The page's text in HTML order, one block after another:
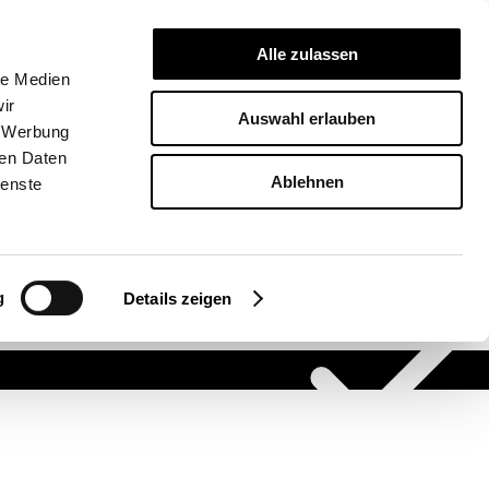
Medien
Daten
Details zeigen
Alle zulassen
Auswahl erlauben
Ablehnen
Deutsch